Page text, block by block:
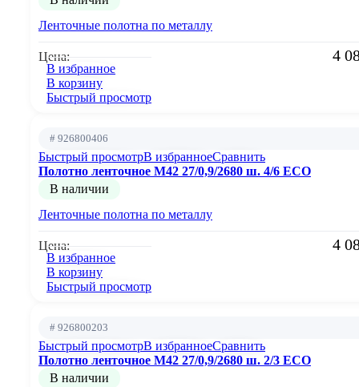
Ленточные полотна по металлу
Цена: 4
В избранное
В корзину
Быстрый просмотр
# 926800406
Быстрый просмотрВ избранноеСравнить
Полотно ленточное М42 27/0,9/2680 ш. 4/6 ECO
В наличии
Ленточные полотна по металлу
Цена: 4
В избранное
В корзину
Быстрый просмотр
# 926800203
Быстрый просмотрВ избранноеСравнить
Полотно ленточное М42 27/0,9/2680 ш. 2/3 ECO
В наличии